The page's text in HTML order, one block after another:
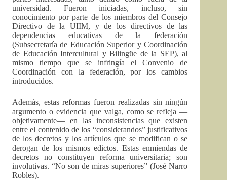
universidad. Fueron iniciadas, incluso, sin
conocimiento por parte de los miembros del Consejo
Directivo de la UIIM, y de los directivos de las
dependencias educativas de la federación
(Subsecretaría de Educación Superior y Coordinación
de Educación Intercultural y Bilingüe de la SEP), al
mismo tiempo que se infringía el Convenio de
Coordinación con la federación, por los cambios
introducidos.
Además, estas reformas fueron realizadas sin ningún
argumento o evidencia que valga, como se refleja —
objetivamente— en las inconsistencias que existen
entre el contenido de los “considerandos” justificativos
de los decretos y los artículos que se modifican o se
derogan de los mismos edictos. Estas enmiendas de
decretos no constituyen reforma universitaria; son
involutivas. “No son de miras superiores” (José Narro
Robles).